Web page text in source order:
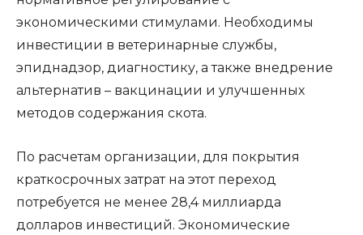
экономическими стимулами. Необходимы
инвестиции в ветеринарные службы,
эпиднадзор, диагностику, а также внедрение
альтернатив – вакцинации и улучшенных
методов содержания скота.
По расчетам организации, для покрытия
краткосрочных затрат на этот переход
потребуется не менее 28,4 миллиарда
долларов инвестиций. Экономические